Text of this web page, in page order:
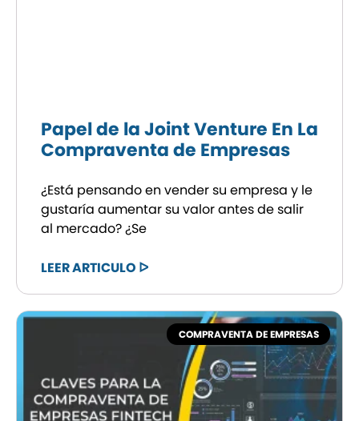
Papel de la Joint Venture En La
Compraventa de Empresas
¿Está pensando en vender su empresa y le
gustaría aumentar su valor antes de salir
al mercado? ¿Se
LEER ARTICULO ᐅ
COMPRAVENTA DE EMPRESAS